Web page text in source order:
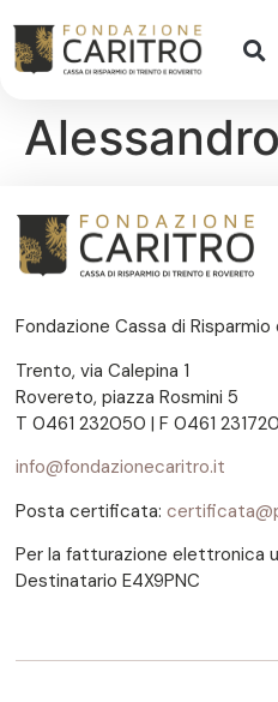
Fondazione Cassa di
Trento, via Calepina 1
Rovereto, piazza Rosmini 5
T 0461 232050 | F 0461 231720
info@fondazionecaritro.it
Posta certificata:
Per la fatturazione elettronica
Destinatario E4X9PNC